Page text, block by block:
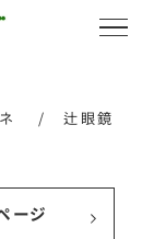
/ 辻眼鏡
ージ